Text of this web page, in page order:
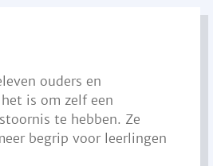
ouders en
is om zelf een
te hebben. Ze
begrip voor leerlingen